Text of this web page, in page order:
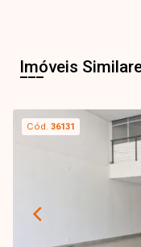
Imóveis
Cód.36131